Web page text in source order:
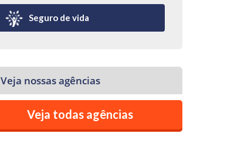
Seguro de vida
Veja nossas agências
Veja todas agências